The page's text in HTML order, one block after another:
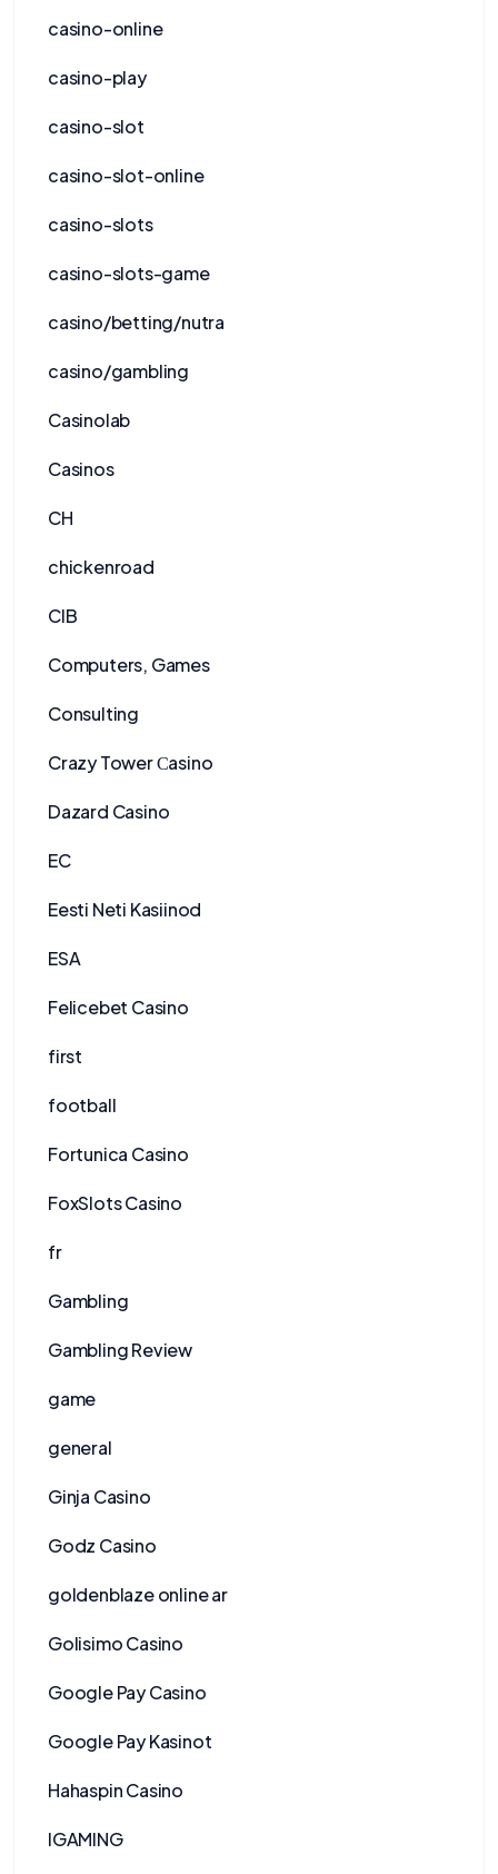
casino-online
casino-play
casino-slot
casino-slot-online
casino-slots
casino-slots-game
casino/betting/nutra
casino/gambling
Casinolab
Casinos
CH
chickenroad
CIB
Computers, Games
Consulting
Crazy Tower Сasino
Dazard Casino
EC
Eesti Neti Kasiinod
ESA
Felicebet Casino
first
football
Fortunica Casino
FoxSlots Casino
fr
Gambling
Gambling Review
game
general
Ginja Casino
Godz Casino
goldenblaze online ar
Golisimo Casino
Google Pay Casino
Google Pay Kasinot
Hahaspin Casino
IGAMING